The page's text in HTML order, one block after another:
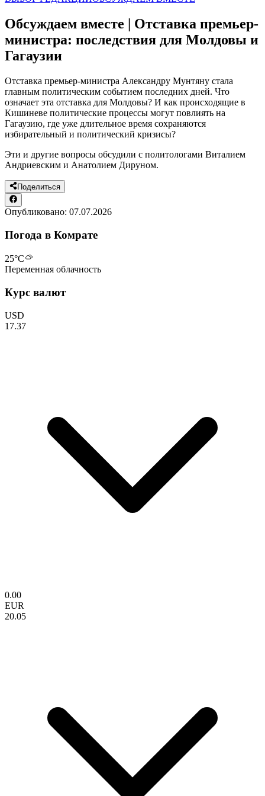
Обсуждаем вместе | Отставка премьер-
министра: последствия для Молдовы и
Гагаузии
Отставка премьер-министра Александру Мунтяну стала
главным политическим событием последних дней. Что
означает эта отставка для Молдовы? И как происходящие в
Кишиневе политические процессы могут повлиять на
Гагаузию, где уже длительное время сохраняются
избирательный и политический кризисы?
Эти и другие вопросы обсудили с политологами Виталием
Андриевским и Анатолием Дируном.
Поделиться
Опубликовано: 07.07.2026
Погода в Комрате
25°C
Переменная облачность
Курс валют
USD
17.37
0.00
EUR
20.05